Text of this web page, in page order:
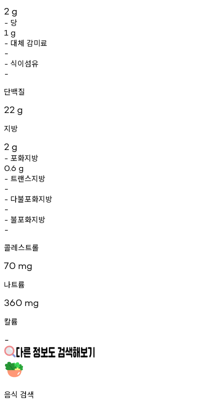
2 g
- 당
1 g
- 대체 감미료
-
- 식이섬유
-
단백질
22 g
지방
2 g
- 포화지방
0.6 g
- 트랜스지방
-
- 다불포화지방
-
- 불포화지방
-
콜레스트롤
70 mg
나트륨
360 mg
칼륨
-
음식 검색